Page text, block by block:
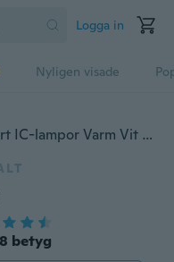
Logga in
Nyligen visade
E27 / E14 LED Majsljus 220V Smart IC-lampor Varm Vit Kallvit Majslampa
betyg